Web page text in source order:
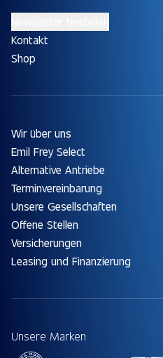
Kontakt
Shop
Wir über uns
Emil Frey Select
Alternative Antriebe
Terminvereinbarung
Unsere Gesellschaften
Offene Stellen
Versicherungen
Leasing und Finanzierung
Unsere Marken